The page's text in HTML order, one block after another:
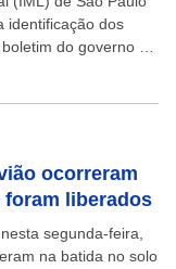
identificação dos
do governo de
ocorreram
liberados
segunda-feira,
na batida no solo